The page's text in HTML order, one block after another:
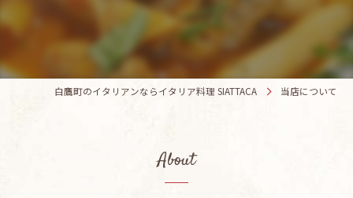
白鷹町のイタリアンならイタリア料理 SIATTACA 当店について
About